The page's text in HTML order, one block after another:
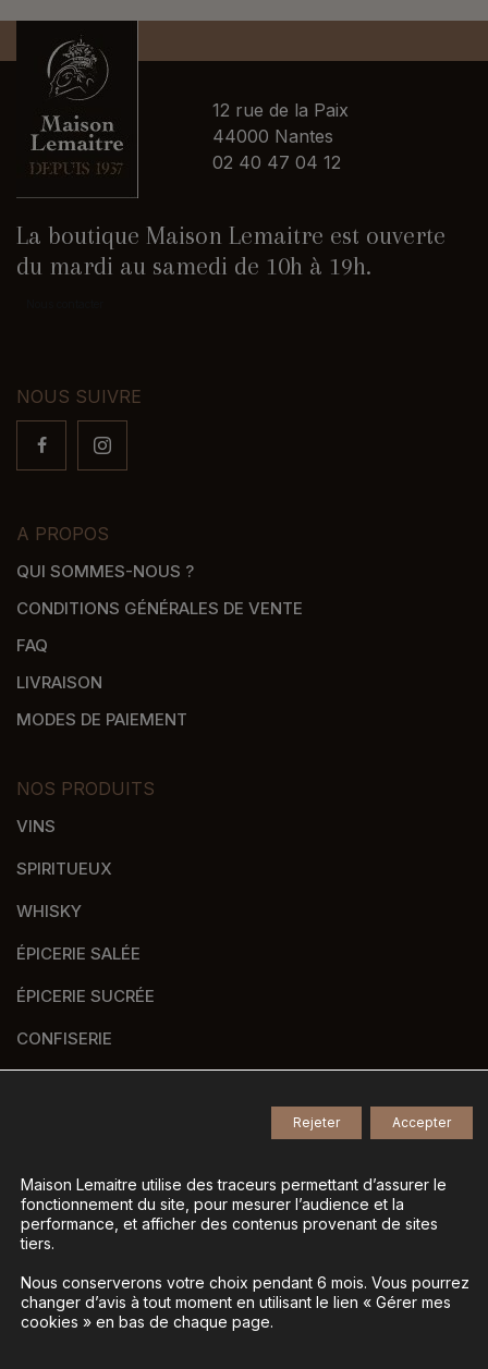
12 rue de la Paix
44000 Nantes
02 40 47 04 12
La boutique Maison Lemaitre est ouverte
du mardi au samedi de 10h à 19h.
NOUS SUIVRE
A PROPOS
QUI SOMMES-NOUS ?
CONDITIONS GÉNÉRALES DE VENTE
FAQ
LIVRAISON
MODES DE PAIEMENT
NOS PRODUITS
VINS
SPIRITUEUX
WHISKY
ÉPICERIE SALÉE
ÉPICERIE SUCRÉE
CONFISERIE
Tous droits réservés -
Agence de communication Nantes B17-
Mentions légales
Maison Lemaitre utilise des traceurs permettant d’assurer le
fonctionnement du site, pour mesurer l’audience et la
performance, et afficher des contenus provenant de sites
tiers.
Nous conserverons votre choix pendant 6 mois. Vous pourrez
changer d’avis à tout moment en utilisant le lien « Gérer mes
cookies » en bas de chaque page.
Accepter
Rejeter